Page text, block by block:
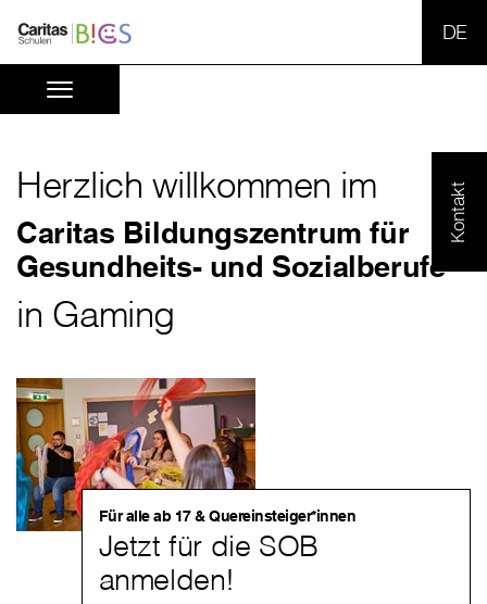
Kontakt
Herzlich willkommen im
Caritas Bildungszentrum für
Gesundheits- und Sozialberufe
in Gaming
Für alle ab 17 & Quereinsteiger*innen
Jetzt für die SOB
anmelden!